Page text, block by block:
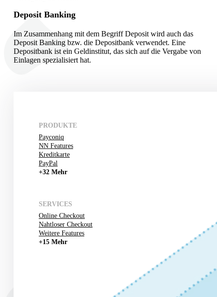
Deposit Banking
Im Zusammenhang mit dem Begriff Deposit wird auch das
Deposit Banking bzw. die Depositbank verwendet. Eine
Depositbank ist ein Geldinstitut, das sich auf die Vergabe von
Einlagen spezialisiert hat.
PRODUKTE
Payconiq
NN Features
Kreditkarte
PayPal
+32 Mehr
SERVICES
Online Checkout
Nahtloser Checkout
Weitere Features
+15 Mehr